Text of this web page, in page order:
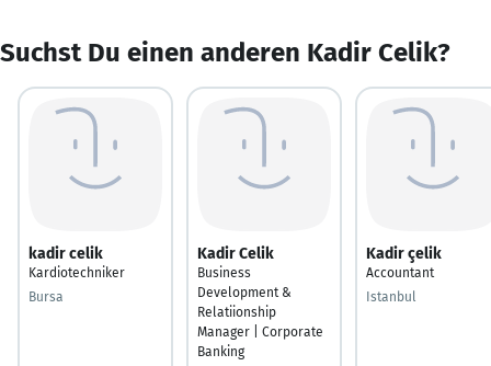
Suchst Du einen anderen Kadir Celik?
kadir celik
Kardiotechniker
Bursa
Kadir Celik
Business
Development &
Relatiionship
Manager | Corporate
Banking
Kadir çelik
Accountant
Istanbul